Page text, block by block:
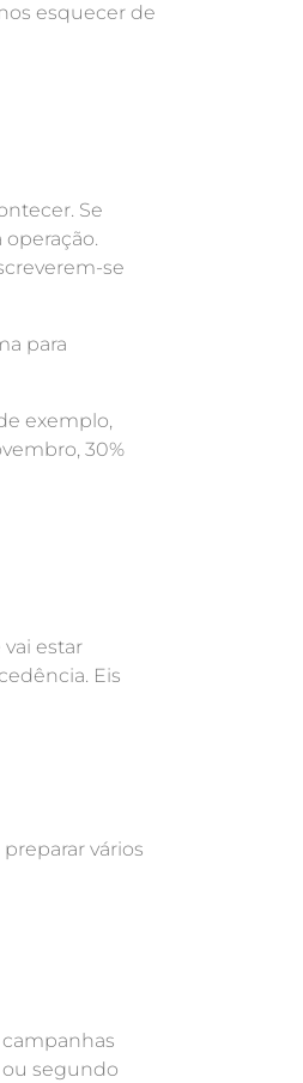
esquecer de
Se
se
para
exemplo,
30%
vai estar
Eis
vários
ou segundo